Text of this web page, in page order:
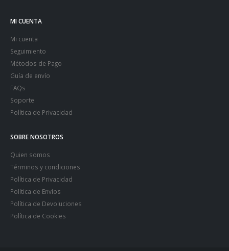
MI CUENTA
Mi cuenta
Seguimiento
Métodos de Pago
Guía de envío
FAQs
Soporte
Política de Privacidad
SOBRE NOSOTROS
Quien somos
Términos y condiciones
Política de Privacidad
Política de Envíos
Política de Devoluciones
Política de Cookies